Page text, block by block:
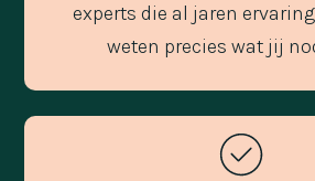
experts die al jaren
weten precies wat jij